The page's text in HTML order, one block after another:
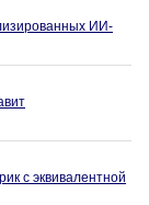
ИИ-
с эквивалентной